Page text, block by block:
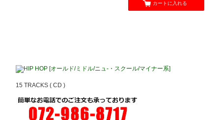
カートに入れる
HIP HOP [オールド/ミドル/ニュ-・スクール/マイナー系]
15 TRACKS ( CD )